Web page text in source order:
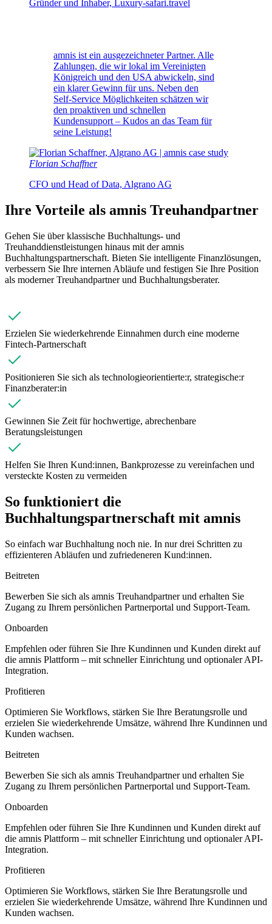
Gründer und Inhaber, Luxury-safari.travel
amnis ist ein ausgezeichneter Partner. Alle
Zahlungen, die wir lokal im Vereinigten
Königreich und den USA abwickeln, sind
ein klarer Gewinn für uns. Neben den
Self-Service Möglichkeiten schätzen wir
den proaktiven und schnellen
Kundensupport – Kudos an das Team für
seine Leistung!
Florian Schaffner
CFO und Head of Data, Algrano AG
Ihre Vorteile als amnis Treuhandpartner
Gehen Sie über klassische Buchhaltungs- und
Treuhanddienstleistungen hinaus mit der amnis
Buchhaltungspartnerschaft. Bieten Sie intelligente Finanzlösungen,
verbessern Sie Ihre internen Abläufe und festigen Sie Ihre Position
als moderner Treuhandpartner und Buchhaltungsberater.
Erzielen Sie wiederkehrende Einnahmen durch eine moderne
Fintech-Partnerschaft
Positionieren Sie sich als technologieorientierte:r, strategische:r
Finanzberater:in
Gewinnen Sie Zeit für hochwertige, abrechenbare
Beratungsleistungen
Helfen Sie Ihren Kund:innen, Bankprozesse zu vereinfachen und
versteckte Kosten zu vermeiden
So funktioniert die
Buchhaltungspartnerschaft mit amnis
So einfach war Buchhaltung noch nie. In nur drei Schritten zu
effizienteren Abläufen und zufriedeneren Kund:innen.
Beitreten
Bewerben Sie sich als amnis Treuhandpartner und erhalten Sie
Zugang zu Ihrem persönlichen Partnerportal und Support-Team.
Onboarden
Empfehlen oder führen Sie Ihre Kundinnen und Kunden direkt auf
die amnis Plattform – mit schneller Einrichtung und optionaler API-
Integration.
Profitieren
Optimieren Sie Workflows, stärken Sie Ihre Beratungsrolle und
erzielen Sie wiederkehrende Umsätze, während Ihre Kundinnen und
Kunden wachsen.
Beitreten
Bewerben Sie sich als amnis Treuhandpartner und erhalten Sie
Zugang zu Ihrem persönlichen Partnerportal und Support-Team.
Onboarden
Empfehlen oder führen Sie Ihre Kundinnen und Kunden direkt auf
die amnis Plattform – mit schneller Einrichtung und optionaler API-
Integration.
Profitieren
Optimieren Sie Workflows, stärken Sie Ihre Beratungsrolle und
erzielen Sie wiederkehrende Umsätze, während Ihre Kundinnen und
Kunden wachsen.